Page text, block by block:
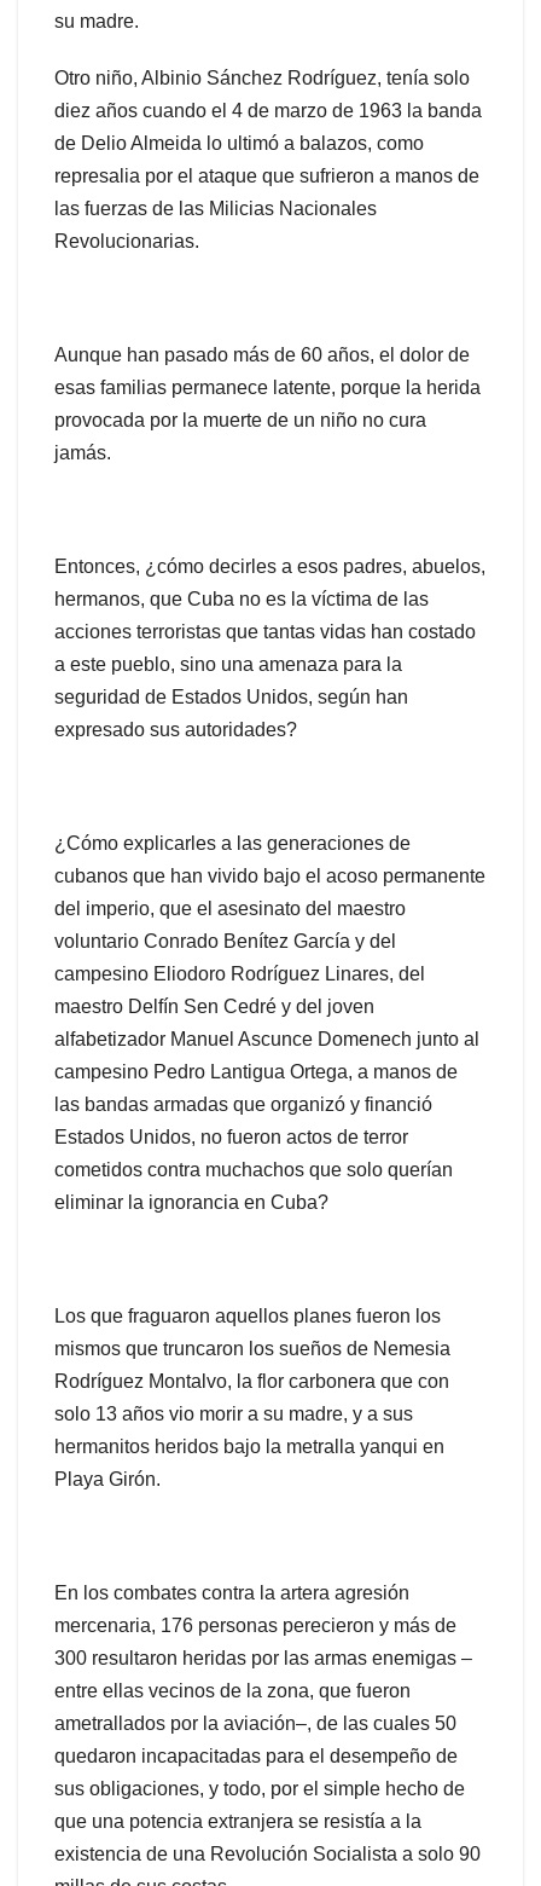
su madre.
Otro niño, Albinio Sánchez Rodríguez, tenía solo
diez años cuando el 4 de marzo de 1963 la banda
de Delio Almeida lo ultimó a balazos, como
represalia por el ataque que sufrieron a manos de
las fuerzas de las Milicias Nacionales
Revolucionarias.
Aunque han pasado más de 60 años, el dolor de
esas familias permanece latente, porque la herida
provocada por la muerte de un niño no cura
jamás.
Entonces, ¿cómo decirles a esos padres, abuelos,
hermanos, que Cuba no es la víctima de las
acciones terroristas que tantas vidas han costado
a este pueblo, sino una amenaza para la
seguridad de Estados Unidos, según han
expresado sus autoridades?
¿Cómo explicarles a las generaciones de
cubanos que han vivido bajo el acoso permanente
del imperio, que el asesinato del maestro
voluntario Conrado Benítez García y del
campesino Eliodoro Rodríguez Linares, del
maestro Delfín Sen Cedré y del joven
alfabetizador Manuel Ascunce Domenech junto al
campesino Pedro Lantigua Ortega, a manos de
las bandas armadas que organizó y financió
Estados Unidos, no fueron actos de terror
cometidos contra muchachos que solo querían
eliminar la ignorancia en Cuba?
Los que fraguaron aquellos planes fueron los
mismos que truncaron los sueños de Nemesia
Rodríguez Montalvo, la flor carbonera que con
solo 13 años vio morir a su madre, y a sus
hermanitos heridos bajo la metralla yanqui en
Playa Girón.
En los combates contra la artera agresión
mercenaria, 176 personas perecieron y más de
300 resultaron heridas por las armas enemigas –
entre ellas vecinos de la zona, que fueron
ametrallados por la aviación–, de las cuales 50
quedaron incapacitadas para el desempeño de
sus obligaciones, y todo, por el simple hecho de
que una potencia extranjera se resistía a la
existencia de una Revolución Socialista a solo 90